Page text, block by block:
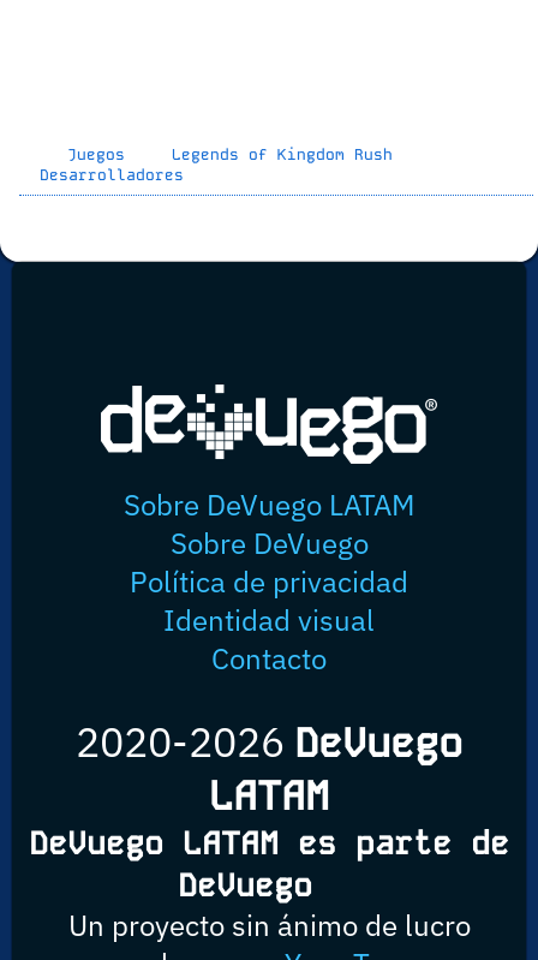
Juegos
Legends of Kingdom Rush
Desarrolladores
Sobre DeVuego LATAM
Sobre DeVuego
Política de privacidad
Identidad visual
Contacto
2020-2026 DeVuego
LATAM
DeVuego LATAM es parte de
DeVuego
Un proyecto sin ánimo de lucro